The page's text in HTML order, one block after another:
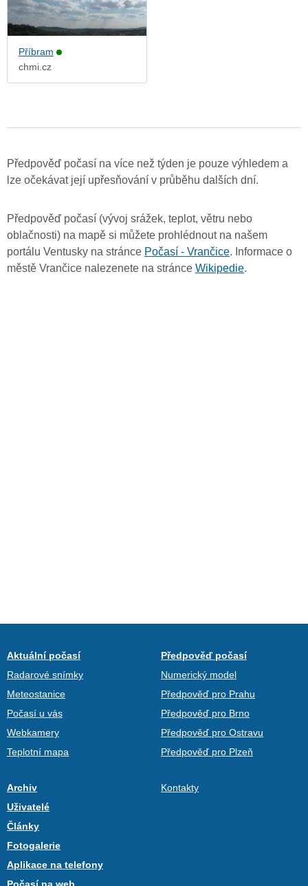
Příbram
chmi.cz
Předpověď počasí na více než týden je pouze výhledem a
lze očekávat její upřesňování v průběhu dalších dní.
Předpověď počasí (vývoj srážek, teplot, větru nebo
oblačnosti) na mapě si můžete prohlédnout na našem
portálu Ventusky na stránce Počasí - Vrančice. Informace o
městě Vrančice nalezenete na stránce Wikipedie.
Aktuální počasí
Radarové snímky
Meteostanice
Počasí u vás
Webkamery
Teplotní mapa
Předpověď počasí
Numerický model
Předpověď pro Prahu
Předpověď pro Brno
Předpověď pro Ostravu
Předpověď pro Plzeň
Archiv
Uživatelé
Články
Fotogalerie
Aplikace na telefony
Kontakty